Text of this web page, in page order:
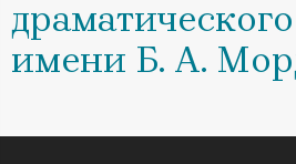
имени Б. А.